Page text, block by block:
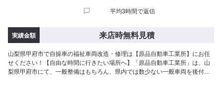
平均3時間で返信
実績金額 来店時無料見積
山梨県甲府市で自操車の福祉車両改造・修理は【原品自動車工業所】にお任
せください！【自由な時間に行きたい場所へ】「原品自動車工業所」は、山
梨県甲府市にて、一般整備はもちろん、県内では数少ない一般車両を後付け